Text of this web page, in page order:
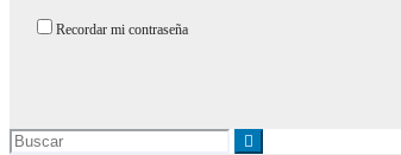
Recordar mi contraseña